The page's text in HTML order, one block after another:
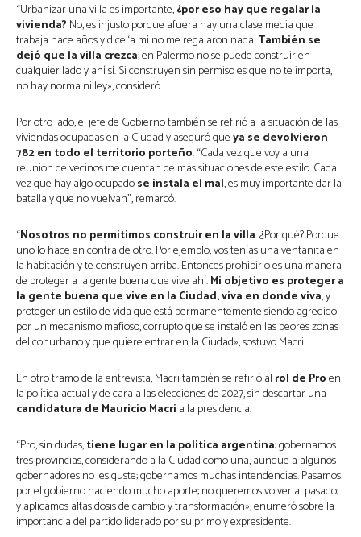
“Urbanizar una villa es importante,¿por eso hay que regalar la
vivienda? No, es injusto porque afuera hay una clase media que
trabaja hace años y dice ‘a mí no me regalaron nada.También se
dejó que la villa crezca; en Palermo no se puede construir en
cualquier lado y ahí sí. Si construyen sin permiso es que no te importa,
no hay norma ni ley», consideró.
Por otro lado, el jefe de Gobierno también se refirió a la situación de las
viviendas ocupadas en la Ciudad y aseguró queya se devolvieron
782 en todo el territorio porteño. “Cada vez que voy a una
reunión de vecinos me cuentan de más situaciones de este estilo. Cada
vez que hay algo ocupadose instala el mal, es muy importante dar la
batalla y que no vuelvan”, remarcó.
“Nosotros no permitimos construir en la villa. ¿Por qué? Porque
uno lo hace en contra de otro. Por ejemplo, vos tenías una ventanita en
la habitación y te construyen arriba. Entonces prohibirlo es una manera
de proteger a la gente buena que vive ahí.Mi objetivo es proteger a
la gente buena que vive en la Ciudad, viva en donde viva, y
proteger un estilo de vida que está permanentemente siendo agredido
por un mecanismo mafioso, corrupto que se instaló en las peores zonas
del conurbano y que quiere entrar en la Ciudad», sostuvo Macri.
En otro tramo de la entrevista, Macri también se refirió al rol de Proen
la política actual y de cara a las elecciones de 2027, sin descartar una
candidatura de Mauricio Macri a la presidencia.
“Pro, sin dudas,tiene lugar en la política argentina: gobernamos
tres provincias, considerando a la Ciudad como una, aunque a algunos
gobernadores no les guste; gobernamos muchas intendencias. Pasamos
por el gobierno haciendo mucho aporte; no queremos volver al pasado;
y aplicamos altas dosis de cambio y transformación», enumeró sobre la
importancia del partido liderado por su primo y expresidente.